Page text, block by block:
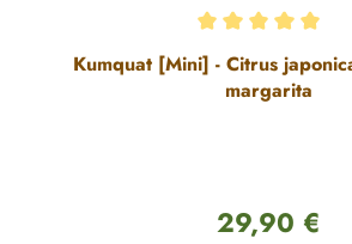
Durchschnittliche Bewertung von 5
Kumquat [Mini] - Citrus
margarita
Regulärer Preis:
29,90 €